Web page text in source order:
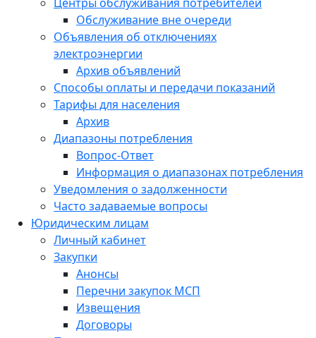
Обслуживание вне очереди
Объявления об отключениях
электроэнергии
Архив объявлений
Способы оплаты и передачи показаний
Тарифы для населения
Архив
Диапазоны потребления
Вопрос-Ответ
Информация о диапазонах потребления
Уведомления о задолженности
Часто задаваемые вопросы
Юридическим лицам
Личный кабинет
Закупки
Анонсы
Перечни закупок МСП
Извещения
Договоры